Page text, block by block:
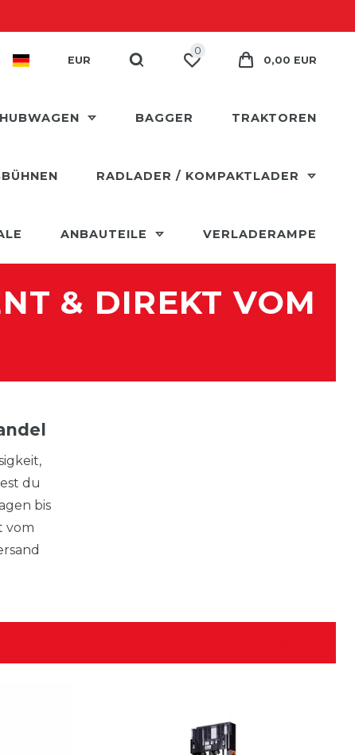
EUR
0
0,00 EUR
BAGGER TRAKTOREN
RADLADER / KOMPAKTLADER
ANBAUTEILE VERLADERAMPE
& DIREKT VOM
du
bis
vom